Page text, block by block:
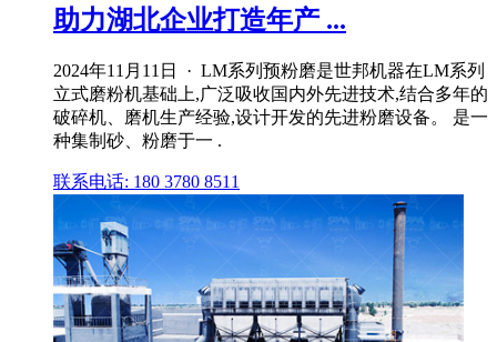
助力湖北企业打造年产 ...
2024年11月11日 · LM系列预粉磨是世邦机器在LM系列
立式磨粉机基础上,广泛吸收国内外先进技术,结合多年的
破碎机、磨机生产经验,设计开发的先进粉磨设备。 是一
种集制砂、粉磨于一 .
联系电话: 180 3780 8511